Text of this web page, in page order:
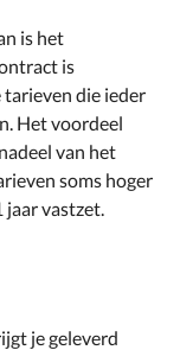
is het
is
tarieven die ieder
Het voordeel
van het
soms hoger
jaar vastzet.
je geleverd